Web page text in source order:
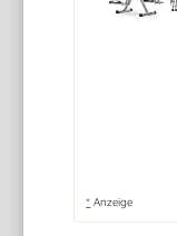
* Anzeige